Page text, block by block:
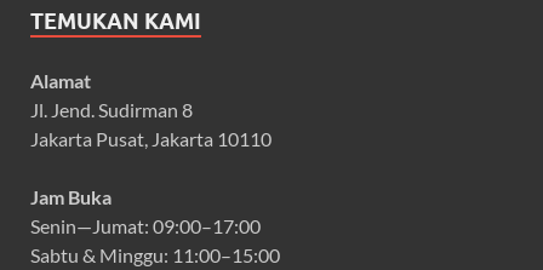
TEMUKAN KAMI
Alamat
Jl. Jend. Sudirman 8
Jakarta Pusat, Jakarta 10110
Jam Buka
Senin—Jumat: 09:00–17:00
Sabtu & Minggu: 11:00–15:00